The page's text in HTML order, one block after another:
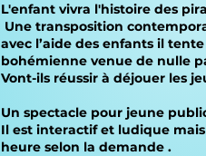
L'enfant vivra l'histoire des
Une transposition
avec l’aide des enfants il
bohémienne venue de nulle
Vont-ils réussir à déjouer les
Un spectacle pour jeune
Il est interactif et ludique
heure selon la demande .